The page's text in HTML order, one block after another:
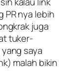
PR nya lebih
juga
tuker-
saya
malah bikin